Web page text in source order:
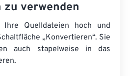
zu verwenden
Ihre Quelldateien hoch und
„Konvertieren“. Sie
auch stapelweise in das